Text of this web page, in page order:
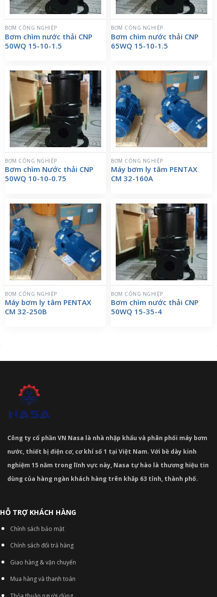
BƠM CÔNG NGHIỆP
Bơm chìm nước thải CNP
50WQ 15-10-1.5
BƠM CÔNG NGHIỆP
Bơm chìm nước thải CNP
65WQ 15-10-1.5
BƠM CÔNG NGHIỆP
Bơm chìm Nước thải CNP
50WQ 10-10-0.75
BƠM CÔNG NGHIỆP
Máy bơm ly tâm PENTAX
CM 32-160A
BƠM CÔNG NGHIỆP
Máy bơm ly tâm PENTAX
CM 32-250B
BƠM CÔNG NGHIỆP
Bơm chìm nước thải CNP
50WQ 15-35-4
Công ty cổ phần VN Nasa là nhà nhập khẩu và phân phối máy bơm
nước, thiết bị điện cơ, cơ khí số 1 tại Việt Nam. Với bề dày kinh
nghiệm 15 năm trong lĩnh vực này, Nasa tự hào là thương hiệu tin
dùng của hàng ngàn khách hàng trên khắp 63 tỉnh, thành phố.
HỖ TRỢ KHÁCH HÀNG
Chính sách bảo mật
Chính sách đổi trả hàng
Giao hàng & vận chuyển
Mua hàng và thanh toán